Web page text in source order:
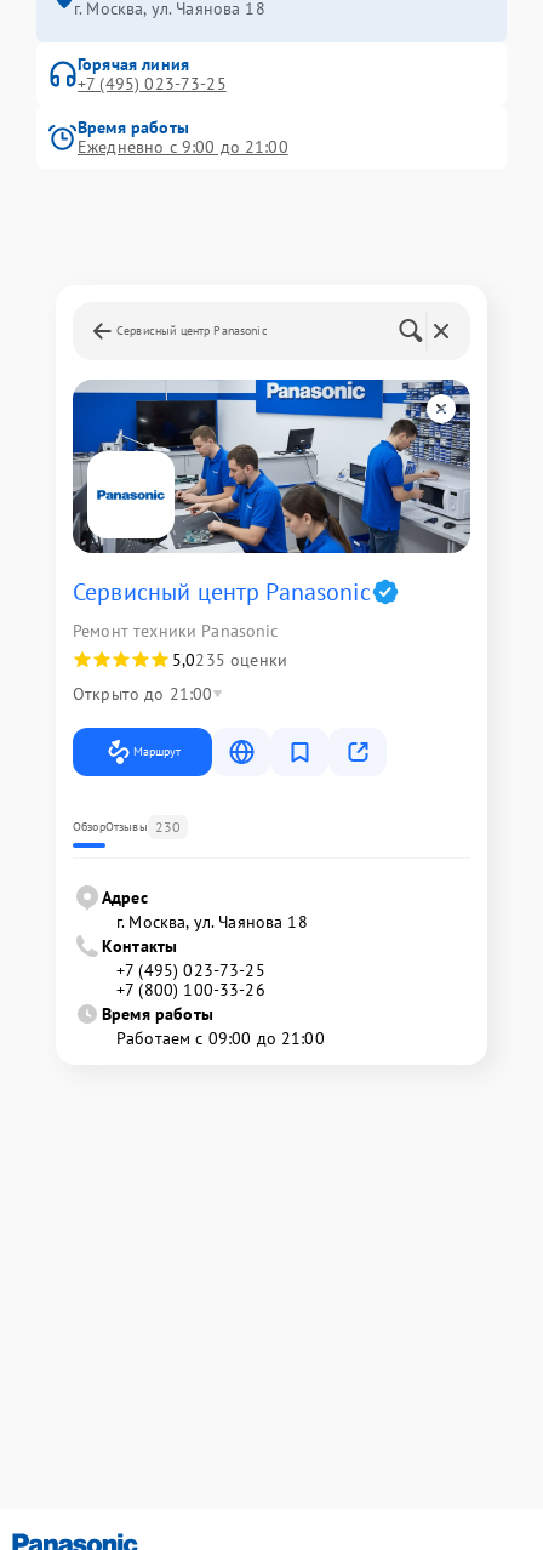
г. Москва, ул. Чаянова 18
Горячая линия
+7 (495) 023-73-25
Время работы
Ежедневно с 9:00 до 21:00
Сервисный центр Panasonic
Сервисный центр Panasonic
Ремонт техники Panasonic
5,0235 оценки
Открыто до 21:00
Маршрут
ОбзорОтзывы 230
Адрес
г. Москва, ул. Чаянова 18
Контакты
+7 (495) 023-73-25
+7 (800) 100-33-26
Время работы
Работаем с 09:00 до 21:00